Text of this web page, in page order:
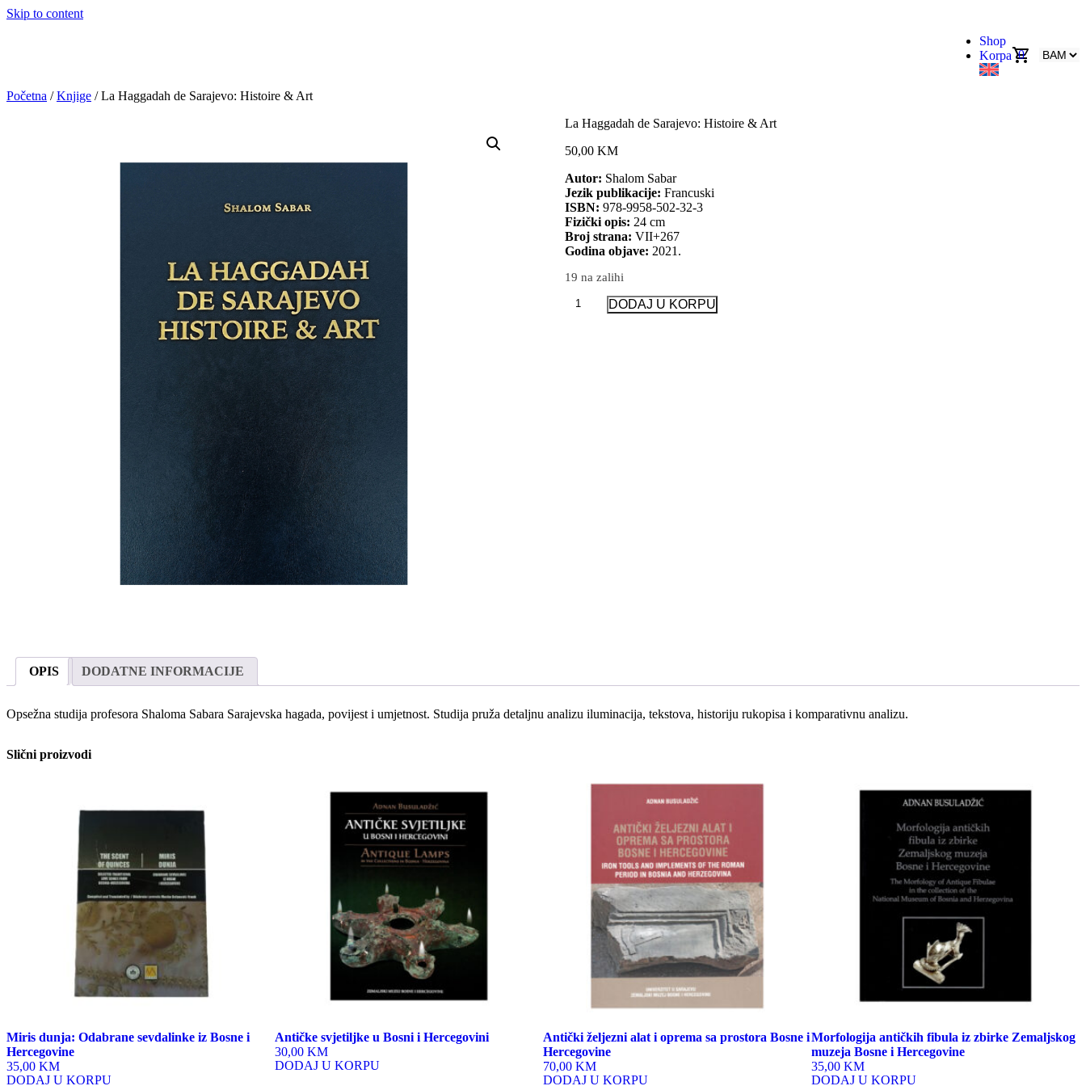
Skip to content
Shop
Korpa 0
Početna /Knjige / La Haggadah de Sarajevo: Histoire & Art
La Haggadah de Sarajevo: Histoire & Art
50,00 KM
Autor: Shalom Sabar
Jezik publikacije: Francuski
ISBN: 978-9958-502-32-3
Fizički opis: 24 cm
Broj strana: VII+267
Godina objave: 2021.
19 na zalihi
La
Haggadah
DODAJ U KORPU
OPIS DODATNE INFORMACIJE
Opsežna studija profesora Shaloma Sabara Sarajevska hagada, povijest i umjetnost. Studija pruža detaljnu analizu iluminacija, tekstova, historiju rukopisa i komparativnu analizu.
Slični proizvodi
Miris dunja: Odabrane sevdalinke iz Bosne i
Hercegovine
35,00 KM
DODAJ U KORPU
Antičke svjetiljke u Bosni i Hercegovini
30,00 KM
DODAJ U KORPU
Antički željezni alat i oprema sa prostora Bosne i
Hercegovine
70,00 KM
DODAJ U KORPU
Morfologija antičkih fibula iz zbirke Zemaljskog
muzeja Bosne i Hercegovine
35,00 KM
DODAJ U KORPU